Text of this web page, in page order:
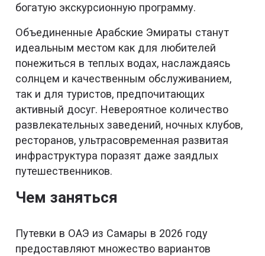
богатую экскурсионную программу.
Объединенные Арабские Эмираты станут
идеальным местом как для любителей
понежиться в теплых водах, наслаждаясь
солнцем и качественным обслуживанием,
так и для туристов, предпочитающих
активный досуг. Невероятное количество
развлекательных заведений, ночных клубов,
ресторанов, ультрасовременная развитая
инфраструктура поразят даже заядлых
путешественников.
Чем заняться
Путевки в ОАЭ из Самары в 2026 году
предоставляют множество вариантов